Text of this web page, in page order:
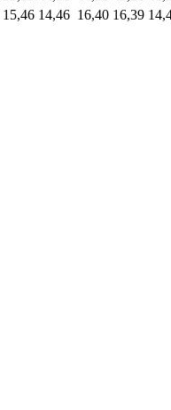
15,46 14,46 16,40 16,39